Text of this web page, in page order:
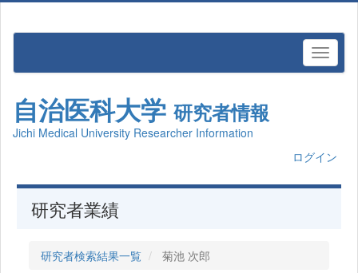
自治医科大学 研究者情報
Jichi Medical University Researcher Information
ログイン
研究者業績
研究者検索結果一覧 菊池 次郎